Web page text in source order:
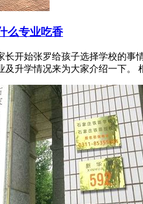
么专业吃香
长开始张罗给孩子选择学校的
及升学情况来为大家介绍一下